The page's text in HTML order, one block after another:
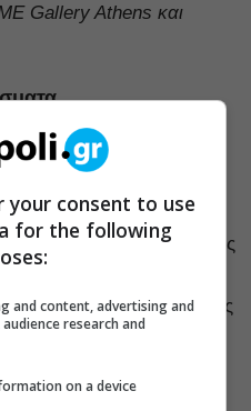
Gallery Athens και
και η σχολή
μας προσκαλούν σε ένα
προσφοράς,
συσκευασμένες τροφές
για το Κοινωνικό
του δήμου, και ζωοτροφές
το Φιλοζωικό Σωματείο
να έχουμε μαζί μας ένα
να φοράμε άνετα
consent to use
for the following
and content, advertising and
research and
on a device